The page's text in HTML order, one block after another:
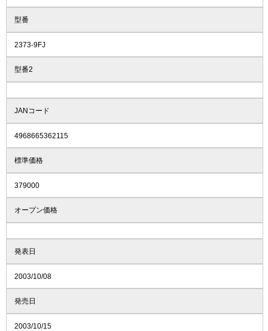
型番
2373-9FJ
型番2
JANコード
4968665362115
標準価格
379000
オープン価格
発表日
2003/10/08
発売日
2003/10/15